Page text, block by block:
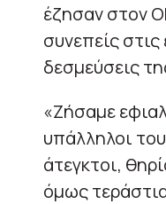
έζησαν στον
συνεπείς
δεσμεύσεις
«Ζήσαμε
υπάλληλοι
άτεγκτοι,
όμως